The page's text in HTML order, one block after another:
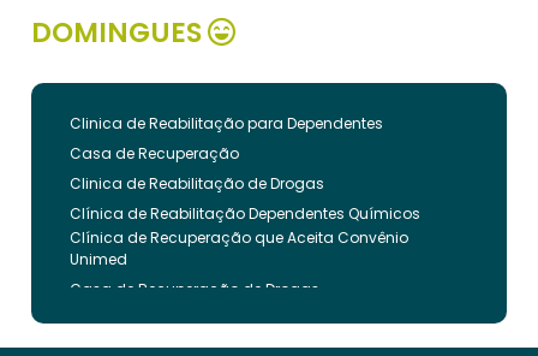
DOMINGUES
Clinica de Reabilitação para Dependentes
Casa de Recuperação
Clinica de Reabilitação de Drogas
Clínica de Reabilitação Dependentes Químicos
Clínica de Recuperação que Aceita Convênio
Unimed
Casa de Recuperação de Drogas
Clínica de Reabilitação de Dependentes Químicos
Clinica de Recuperação de Drogas Pelo Bradesco